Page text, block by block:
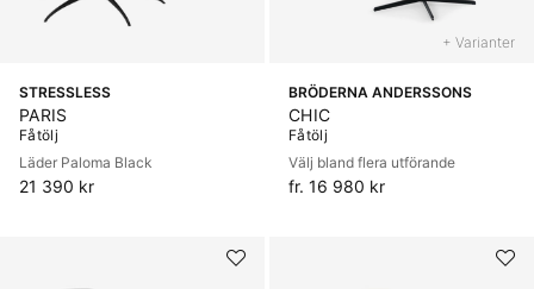
STRESSLESS
PARIS
Fåtölj
Läder Paloma Black
21 390 kr
+ Varianter
BRÖDERNA ANDERSSONS
CHIC
Fåtölj
Välj bland flera utförande
fr. 16 980 kr